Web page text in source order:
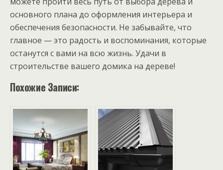
основного плана до оформления интерьера и
обеспечения безопасности. Не забывайте, что
главное — это радость и воспоминания, которые
останутся с вами на всю жизнь. Удачи в
строительстве вашего домика на дереве!
Похожие Записи: